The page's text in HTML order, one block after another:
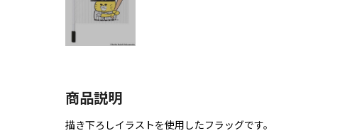
商品説明
描き下ろしイラストを使用したフラッグです。